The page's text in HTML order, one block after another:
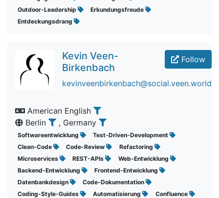
Outdoor-Leadership
Erkundungsfreude
Entdeckungsdrang
Follow
Kevin Veen-
Birkenbach
kevinveenbirkenbach@social.veen.world
American English
Berlin
, Germany
Softwareentwicklung
Test-Driven-Development
Clean-Code
Code-Review
Refactoring
Microservices
REST-APIs
Web-Entwicklung
Backend-Entwicklung
Frontend-Entwicklung
Datenbankdesign
Code-Dokumentation
Coding-Style-Guides
Automatisierung
Confluence